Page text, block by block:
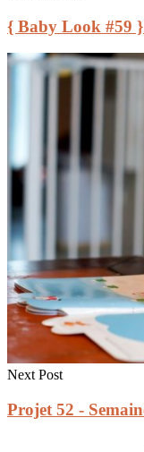
{ Baby Look #59
Next Post
Projet 52 -